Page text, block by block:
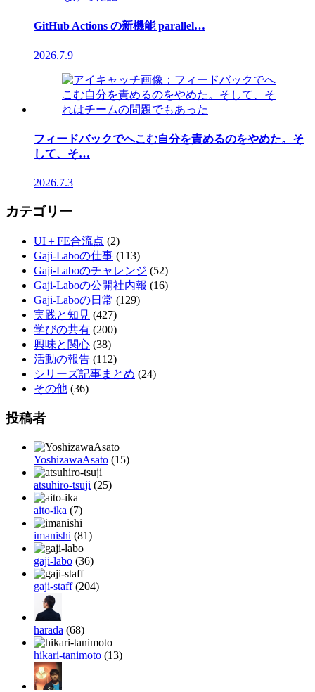
GitHub Actions の新機能 parallel…
2026.7.9
フィードバックでへこむ自分を責めるのをやめた。そ
して、そ…
2026.7.3
カテゴリー
UI＋FE合流点 (2)
Gaji-Laboの仕事 (113)
Gaji-Laboのチャレンジ (52)
Gaji-Laboの公開社内報 (16)
Gaji-Laboの日常 (129)
実践と知見 (427)
学びの共有 (200)
興味と関心 (38)
活動の報告 (112)
シリーズ記事まとめ (24)
その他 (36)
投稿者
YoshizawaAsato (15)
atsuhiro-tsuji (25)
aito-ika (7)
imanishi (81)
gaji-labo (36)
gaji-staff(204)
harada (68)
hikari-tanimoto (13)